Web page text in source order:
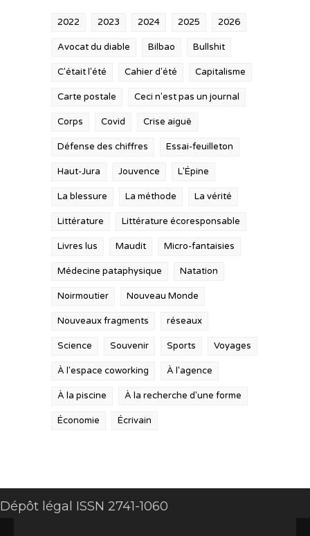
2022 2023 2024 2025 2026
Avocat du diable Bilbao Bullshit
C'était l'été Cahier d'été Capitalisme
Carte postale Ceci n'est pas un journal
Corps Covid Crise aiguë
Défense des chiffres Essai-feuilleton
Haut-Jura Jouvence L'Épine
La blessure La méthode La vérité
Littérature Littérature écoresponsable
Livres lus Maudit Micro-fantaisies
Médecine pataphysique Natation
Noirmoutier Nouveau Monde
Nouveaux fragments réseaux
Science Souvenir Sports Voyages
À l'espace coworking À l'agence
À la piscine À la recherche d'une forme
Économie Écrivain
Dépôt légal ISSN 2741-1060